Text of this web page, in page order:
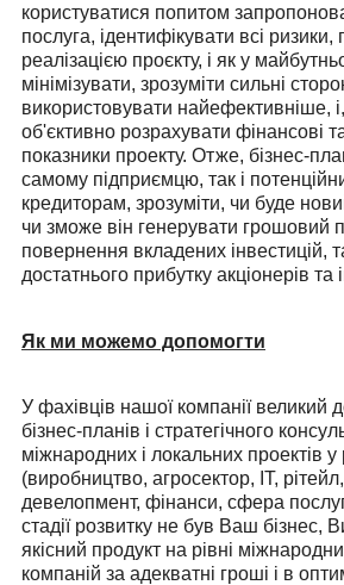
користуватися попитом
послуга, ідентифікувати всі ризики,
реалізацією проєкту, і як у
мінімізувати, зрозуміти сильні
використовувати найефективніше,
об'єктивно розрахувати фінансові
показники проекту. Отже, бізнес-
самому підприємцю, так і
кредиторам, зрозуміти, чи буде
чи зможе він генерувати грошовий
повернення вкладених інвестицій,
достатнього прибутку акціонерів та
Як ми можемо допомогти
У фахівців нашої компанії великий
бізнес-планів і стратегічного
міжнародних і локальних проектів у
(виробництво, агросектор, IT,
девелопмент, фінанси, сфера
стадії розвитку не був Ваш бізнес,
якісний продукт на рівні
компаній за адекватні гроші і в